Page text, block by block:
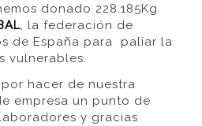
donado 228.185Kg
, la federación de
de España para paliar la
vulnerables.
hacer de nuestra
empresa un punto de
y gracias